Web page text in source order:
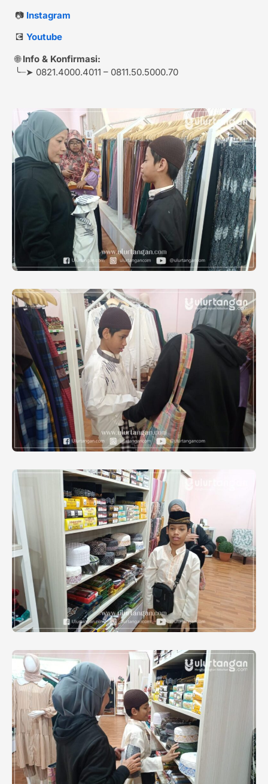
📷 Instagram
💽 Youtube
🌐Info & Konfirmasi:
╰┈➤ 0821.4000.4011 – 0811.50.5000.70